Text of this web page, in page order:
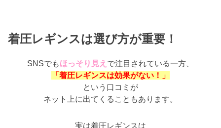
着圧レギンスは選び方が重要！
SNSでもほっそり見え で注目されている一方、
「着圧レギンスは効果がない！」
という口コミが
ネット上に出てくることもあります。
実は着圧レギンスは